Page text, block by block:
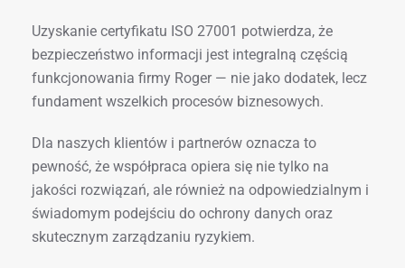
Uzyskanie certyfikatu ISO 27001 potwierdza, że
bezpieczeństwo informacji jest integralną częścią
funkcjonowania firmy Roger — nie jako dodatek, lecz
fundament wszelkich procesów biznesowych.
Dla naszych klientów i partnerów oznacza to
pewność, że współpraca opiera się nie tylko na
jakości rozwiązań, ale również na odpowiedzialnym i
świadomym podejściu do ochrony danych oraz
skutecznym zarządzaniu ryzykiem.